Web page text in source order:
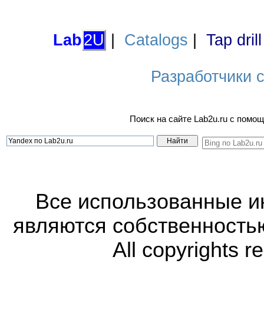
Lab2U Catalogs Tap
Разработчики
Поиск на сайте Lab2u.ru с
Все использованные
являются
All copyrights